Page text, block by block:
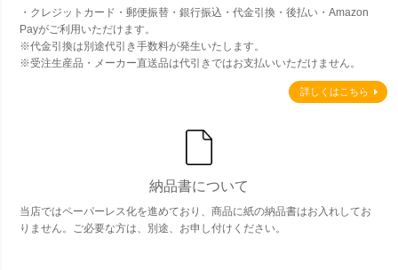
・クレジットカード・郵便振替・銀行振込・代金引換・後払い・Amazon
Payがご利用いただけます。
※代金引換は別途代引き手数料が発生いたします。
※受注生産品・メーカー直送品は代引きではお支払いいただけません。
詳しくはこちら
納品書について
当店ではペーパーレス化を進めており、商品に紙の納品書はお入れしてお
りません。ご必要な方は、別途、お申し付けください。